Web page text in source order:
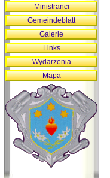
Ministranci
Gemeindeblatt
Galerie
Links
Wydarzenia
Mapa